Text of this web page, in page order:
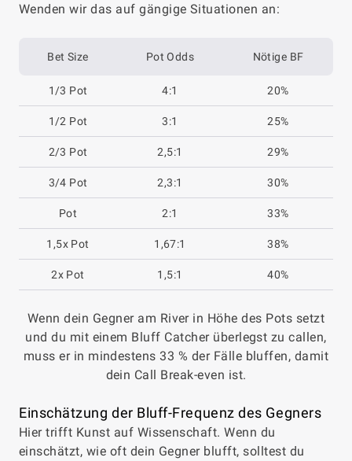
Wenden wir das auf gängige Situationen an:
Bet Size Pot Odds Nötige BF
1/3 Pot 4:1 20%
1/2 Pot 3:1 25%
2/3 Pot 2,5:1 29%
3/4 Pot 2,3:1 30%
Pot 2:1 33%
1,5x Pot 1,67:1 38%
2x Pot 1,5:1 40%
Wenn dein Gegner am River in Höhe des Pots setzt
und du mit einem Bluff Catcher überlegst zu callen,
muss er in mindestens 33 % der Fälle bluffen, damit
dein Call Break-even ist.
Einschätzung der Bluff-Frequenz des Gegners
Hier trifft Kunst auf Wissenschaft. Wenn du
einschätzt, wie oft dein Gegner blufft, solltest du